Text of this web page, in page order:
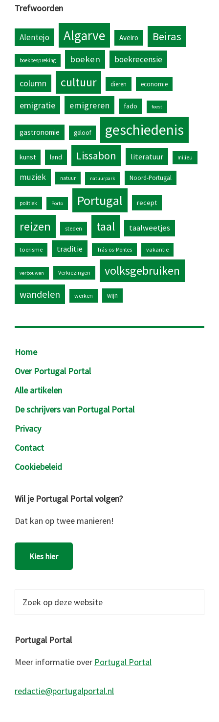
Trefwoorden
Alentejo Algarve Aveiro Beiras
boekbespreking boeken boekrecensie
column cultuur dieren economie
emigratie emigreren fado feest
gastronomie geloof geschiedenis
kunst land Lissabon literatuur milieu
muziek natuur natuurpark Noord-Portugal
politiek Porto Portugal recept
reizen steden taal taalweetjes
toerisme traditie Trás-os-Montes vakantie
verbouwen Verkiezingen volksgebruiken
wandelen werken wijn
Footer
Home
Over Portugal Portal
Alle artikelen
De schrijvers van Portugal Portal
Privacy
Contact
Cookiebeleid
Wil je Portugal Portal volgen?
Dat kan op twee manieren!
Kies hier
website
Portugal Portal
Meer informatie over Portugal Portal
redactie@portugalportal.nl